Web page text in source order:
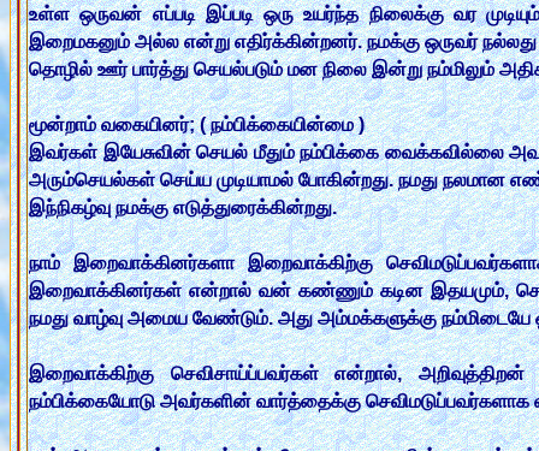
உள்ள ஒருவன் எப்படி இப்படி ஒரு உயர்ந்த நிலைக்கு வர
இறைமகனும் அல்ல என்று எதிர்க்கின்றனர். நமக்கு ஒருவர்
தொழில் ஊர் பார்த்து செயல்படும் மன நிலை இன்று நம்மிலும்
மூன்றாம் வகையினர்; ( நம்பிக்கையின்மை )
இவர்கள் இயேசுவின் செயல் மீதும் நம்பிக்கை வைக்கவில்லை
அரும்செயல்கள் செய்ய முடியாமல் போகின்றது. நமது நலமான
இந்நிகழ்வு நமக்கு எடுத்துரைக்கின்றது.
நாம் இறைவாக்கினர்களா இறைவாக்கிற்கு
இறைவாக்கினர்கள் என்றால் வன் கண்ணும் கடின இதயமும்,
நமது வாழ்வு அமைய வேண்டும். அது அம்மக்களுக்கு
இறைவாக்கிற்கு செவிசாய்ப்பவர்கள் என்றால்,
நம்பிக்கையோடு அவர்களின் வார்த்தைக்கு செவிமடுப்பவர்களாக